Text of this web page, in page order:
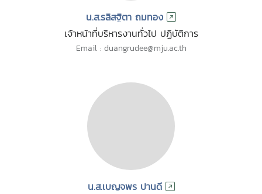
น.ส.รลิสฐิตา ถมทอง
เจ้าหน้าที่บริหารงานทั่วไป ปฏิบัติการ
Email : duangrudee@mju.ac.th
น.ส.เบญจพร ปานดี